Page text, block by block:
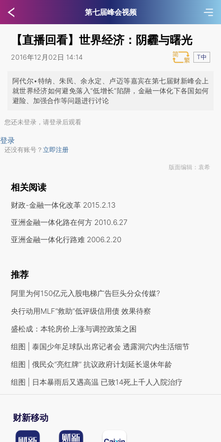
第七届峰会视频
【直播回看】世界经济：阴霾与曙光
2016年12月02日 14:14 T中
阿代尔•特纳、朱民、余永定、卢迈等嘉宾在第七届财新峰会上
就世界经济如何避免落入“低增长”陷阱，金融一体化下各国如何
避险、加强合作等问题进行讨论
您还未登录，请登录后观看
登录
还没有账号？ 立即注册
版面编辑：袁希
相关阅读
财政-金融一体化改革 2015.2.13
亚洲金融一体化路在何方 2010.6.27
亚洲金融一体化行路难 2006.2.20
推荐
阿里为何150亿元入股电梯广告巨头分众传媒?
央行动用MLF“救助”低评级信用债 效果待察
盛松成：本轮房价上涨与调控政策之困
组图 | 泰国少年足球队出席记者会 透露洞穴内生活细节
组图 | 俄民众“亮红牌” 抗议政府计划延长退休年龄
组图 | 日本暴雨后又遇高温 已致14死上千人入院治疗
财新移动